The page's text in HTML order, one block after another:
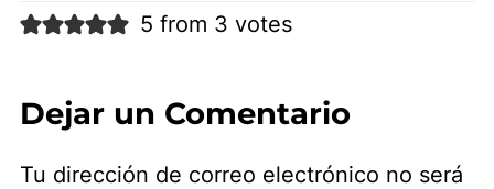
5 from 3 votes
Dejar un Comentario
Tu dirección de correo electrónico no será